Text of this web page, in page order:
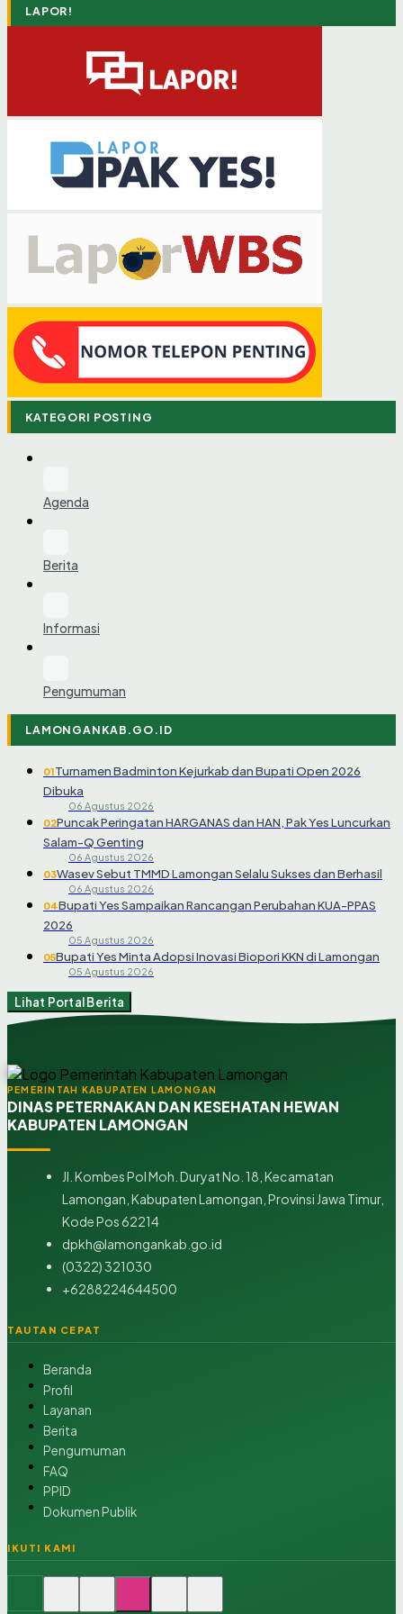
LAPOR!
KATEGORI POSTING
Agenda
Berita
Informasi
Pengumuman
LAMONGANKAB.GO.ID
01Turnamen Badminton Kejurkab dan Bupati Open 2026
Dibuka
06 Agustus 2026
02Puncak Peringatan HARGANAS dan HAN, Pak Yes Luncurkan
Salam-Q Genting
06 Agustus 2026
03Wasev Sebut TMMD Lamongan Selalu Sukses dan Berhasil
06 Agustus 2026
04Bupati Yes Sampaikan Rancangan Perubahan KUA-PPAS
2026
05 Agustus 2026
05Bupati Yes Minta Adopsi Inovasi Biopori KKN di Lamongan
05 Agustus 2026
Lihat Portal Berita
PEMERINTAH KABUPATEN LAMONGAN
DINAS PETERNAKAN DAN KESEHATAN HEWAN
KABUPATEN LAMONGAN
Jl. Kombes Pol Moh. Duryat No. 18, Kecamatan
Lamongan, Kabupaten Lamongan, Provinsi Jawa Timur,
Kode Pos 62214
dpkh@lamongankab.go.id
(0322) 321030
+6288224644500
TAUTAN CEPAT
Beranda
Profil
Layanan
Berita
Pengumuman
FAQ
PPID
Dokumen Publik
IKUTI KAMI